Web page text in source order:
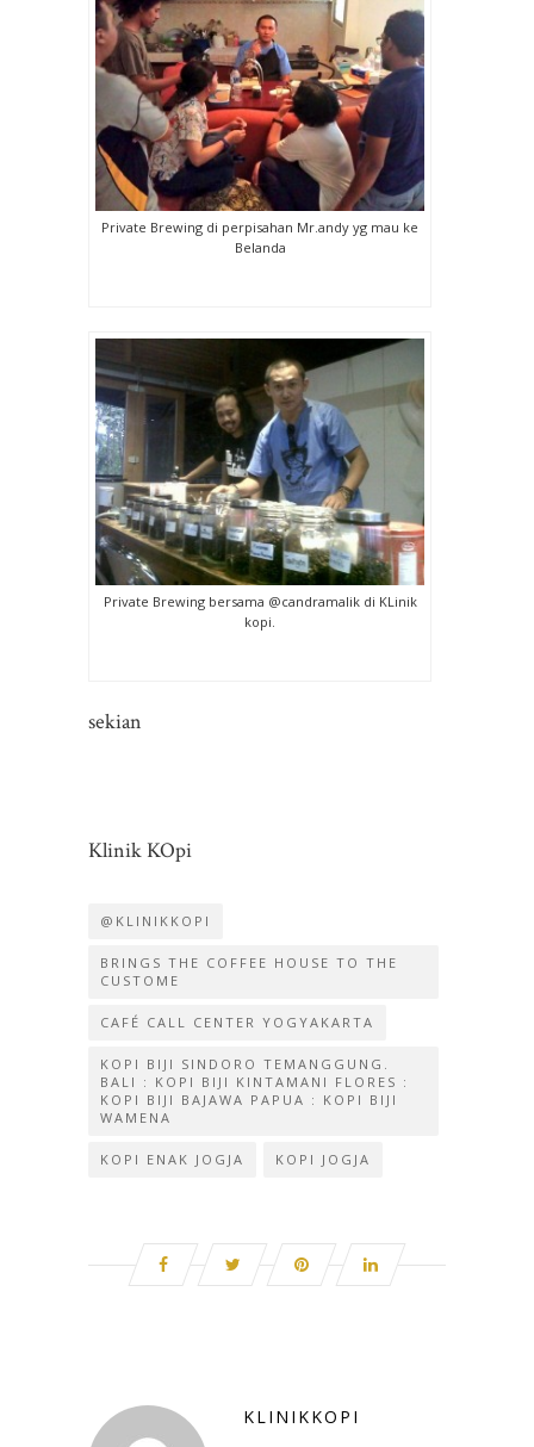
Private Brewing di perpisahan Mr.andy yg mau ke
Belanda
Private Brewing bersama @candramalik di KLinik
kopi.
sekian
Klinik KOpi
@KLINIKKOPI
BRINGS THE COFFEE HOUSE TO THE
CUSTOME
CAFÉ CALL CENTER YOGYAKARTA
KOPI BIJI SINDORO TEMANGGUNG.
BALI : KOPI BIJI KINTAMANI FLORES :
KOPI BIJI BAJAWA PAPUA : KOPI BIJI
WAMENA
KOPI ENAK JOGJA KOPI JOGJA
KLINIKKOPI